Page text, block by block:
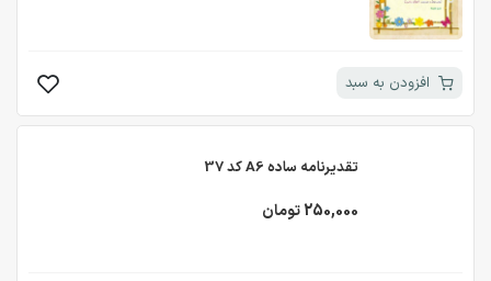
افزودن به سبد
تقدیرنامه ساده A6 کد 37
250,000 تومان